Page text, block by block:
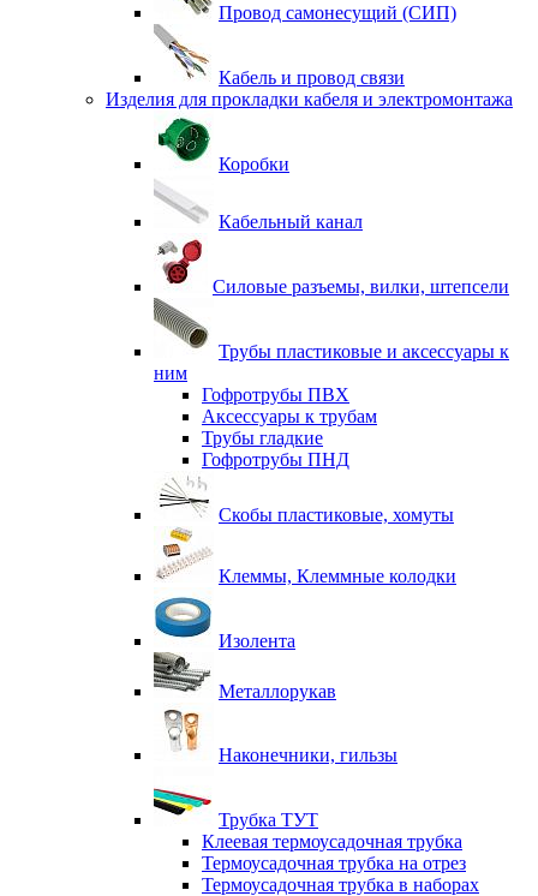
Провод самонесущий (СИП)
Кабель и провод связи
Изделия для прокладки кабеля и электромонтажа
Коробки
Кабельный канал
Силовые разъемы, вилки, штепсели
Трубы пластиковые и аксессуары к
ним
Гофротрубы ПВХ
Аксессуары к трубам
Трубы гладкие
Гофротрубы ПНД
Скобы пластиковые, хомуты
Клеммы, Клеммные колодки
Изолента
Металлорукав
Наконечники, гильзы
Трубка ТУТ
Клеевая термоусадочная трубка
Термоусадочная трубка на отрез
Термоусадочная трубка в наборах